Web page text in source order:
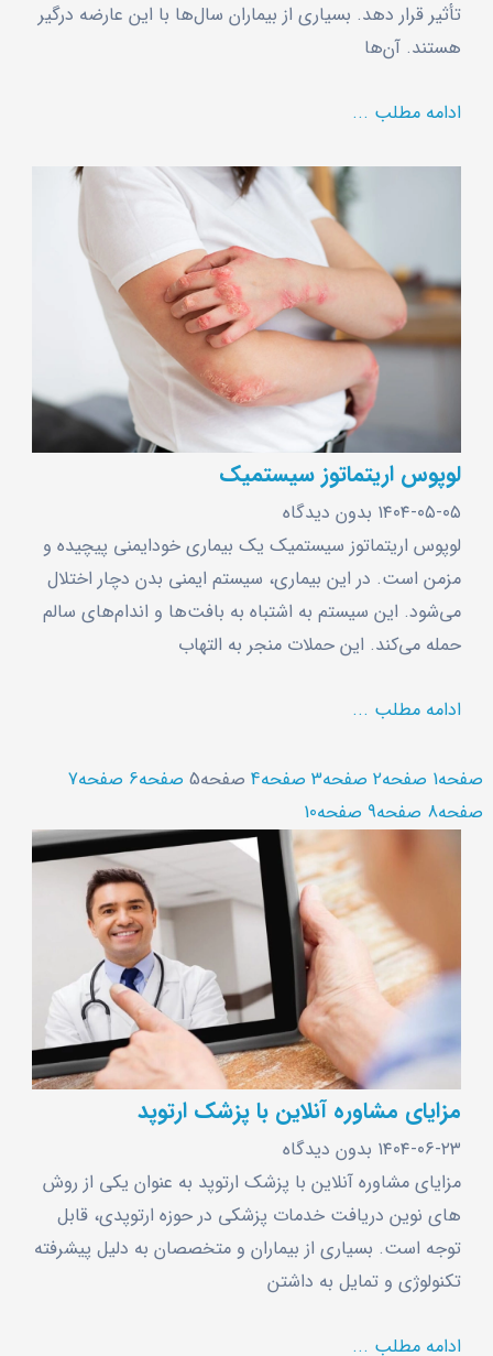
تأثیر قرار دهد. بسیاری از بیماران سال‌ها با این عارضه درگیر
هستند. آن‌ها
ادامه مطلب ...
لوپوس اریتماتوز سیستمیک
۱۴۰۴-۰۵-۰۵ بدون دیدگاه
لوپوس اریتماتوز سیستمیک یک بیماری خودایمنی پیچیده و
مزمن است. در این بیماری، سیستم ایمنی بدن دچار اختلال
می‌شود. این سیستم به اشتباه به بافت‌ها و اندام‌های سالم
حمله می‌کند. این حملات منجر به التهاب
ادامه مطلب ...
صفحه1 صفحه2 صفحه3 صفحه4 صفحه5 صفحه6 صفحه7
صفحه8 صفحه9 صفحه10
مزایای مشاوره آنلاین با پزشک ارتوپد
۱۴۰۴-۰۶-۲۳ بدون دیدگاه
مزایای مشاوره آنلاین با پزشک ارتوپد به عنوان یکی از روش
‌های نوین دریافت خدمات پزشکی در حوزه ارتوپدی، قابل
توجه است. بسیاری از بیماران و متخصصان به دلیل پیشرفته
تکنولوژی و تمایل به داشتن
ادامه مطلب ...